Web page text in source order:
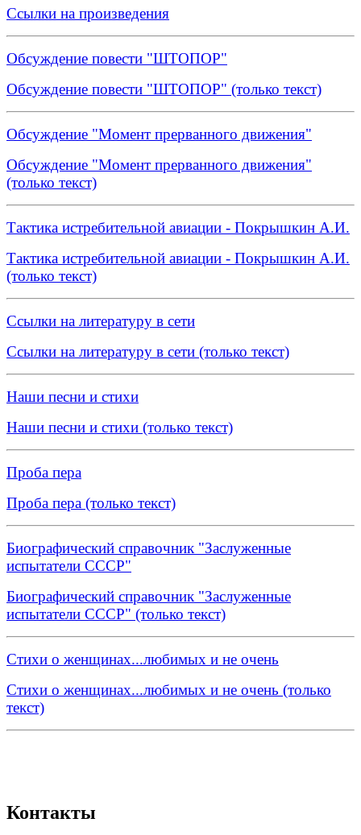
Ссылки на произведения
Обсуждение повести "ШТОПОР"
Обсуждение повести "ШТОПОР" (только текст)
Обсуждение "Момент прерванного движения"
Обсуждение "Момент прерванного движения"
(только текст)
Тактика истребительной авиации - Покрышкин А.И.
Тактика истребительной авиации - Покрышкин А.И.
(только текст)
Ссылки на литературу в сети
Ссылки на литературу в сети (только текст)
Наши песни и стихи
Наши песни и стихи (только текст)
Проба пера
Проба пера (только текст)
Биографический справочник "Заслуженные
испытатели СССР"
Биографический справочник "Заслуженные
испытатели СССР" (только текст)
Стихи о женщинах...любимых и не очень
Стихи о женщинах...любимых и не очень (только
текст)
Контакты